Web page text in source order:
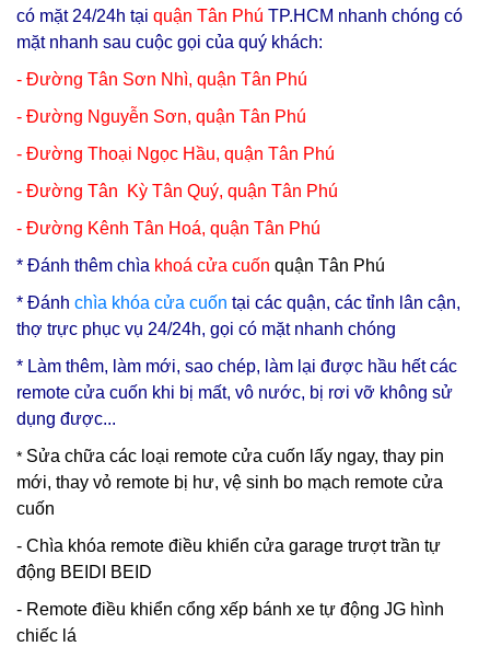
có mặt 24/24h tại quận Tân Phú TP.HCM nhanh chóng có
mặt nhanh sau cuộc gọi của quý khách:
- Đường Tân Sơn Nhì, quận Tân Phú
- Đường Nguyễn Sơn, quận Tân Phú
- Đường Thoại Ngọc Hầu, quận Tân Phú
- Đường Tân Kỳ Tân Quý, quận Tân Phú
- Đường Kênh Tân Hoá, quận Tân Phú
* Đánh thêm chìa khoá cửa cuốn quận Tân Phú
* Đánh chìa khóa cửa cuốn tại các quận, các tỉnh lân cận,
thợ trực phục vụ 24/24h, gọi có mặt nhanh chóng
* Làm thêm, làm mới, sao chép, làm lại được hầu hết các
remote cửa cuốn khi bị mất, vô nước, bị rơi vỡ không sử
dụng được...
* Sửa chữa các loại remote cửa cuốn lấy ngay, thay pin
mới, thay vỏ remote bị hư, vệ sinh bo mạch remote cửa
cuốn
- Chìa khóa remote điều khiển cửa garage trượt trần tự
động BEIDI BEID
- Remote điều khiển cổng xếp bánh xe tự động JG hình
chiếc lá